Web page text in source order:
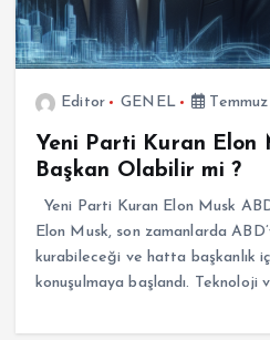
Editor GENEL
Yeni Parti Kuran Elon
Başkan Olabilir mi ?
Yeni Parti Kuran Elon Musk
Elon Musk, son zamanlarda
kurabileceği ve hatta başkanlık
konuşulmaya başlandı. Teknoloji